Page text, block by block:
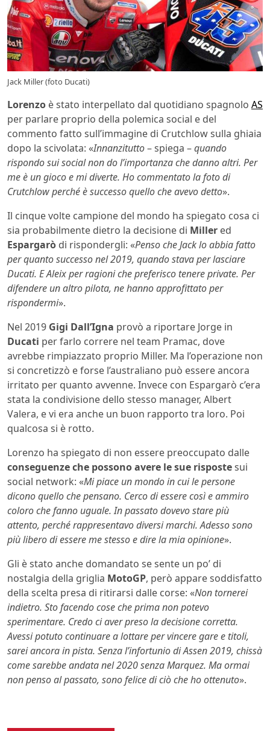
Jack Miller (foto Ducati)
Lorenzo è stato interpellato dal quotidiano spagnolo AS
per parlare proprio della polemica social e del
commento fatto sull’immagine di Crutchlow sulla ghiaia
dopo la scivolata: «Innanzitutto– spiega –quando
rispondo sui social non do l’importanza che danno altri. Per
me è un gioco e mi diverte. Ho commentato la foto di
Crutchlow perché è successo quello che avevo detto».
Il cinque volte campione del mondo ha spiegato cosa ci
sia probabilmente dietro la decisione di Miller ed
Espargarò di rispondergli: «Penso che Jack lo abbia fatto
per quanto successo nel 2019, quando stava per lasciare
Ducati. E Aleix per ragioni che preferisco tenere private. Per
difendere un altro pilota, ne hanno approfittato per
rispondermi».
Nel 2019 Gigi Dall’Igna provò a riportare Jorge in
Ducati per farlo correre nel team Pramac, dove
avrebbe rimpiazzato proprio Miller. Ma l’operazione non
si concretizzò e forse l’australiano può essere ancora
irritato per quanto avvenne. Invece con Espargarò c’era
stata la condivisione dello stesso manager, Albert
Valera, e vi era anche un buon rapporto tra loro. Poi
qualcosa si è rotto.
Lorenzo ha spiegato di non essere preoccupato dalle
conseguenze che possono avere le sue rispostesui
social network: «Mi piace un mondo in cui le persone
dicono quello che pensano. Cerco di essere così e ammiro
coloro che fanno uguale. In passato dovevo stare più
attento, perché rappresentavo diversi marchi. Adesso sono
più libero di essere me stesso e dire la mia opinione».
Gli è stato anche domandato se sente un po’ di
nostalgia della griglia MotoGP, però appare soddisfatto
della scelta presa di ritirarsi dalle corse: «Non tornerei
indietro. Sto facendo cose che prima non potevo
sperimentare. Credo ci aver preso la decisione corretta.
Avessi potuto continuare a lottare per vincere gare e titoli,
sarei ancora in pista. Senza l’infortunio di Assen 2019, chissà
come sarebbe andata nel 2020 senza Marquez. Ma ormai
non penso al passato, sono felice di ciò che ho ottenuto».